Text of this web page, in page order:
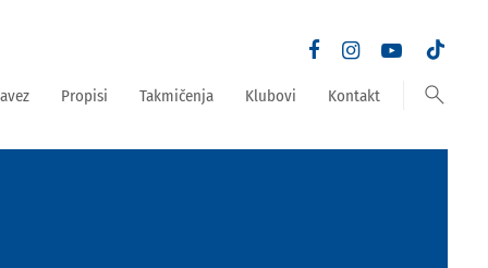
Propisi Takmičenja Klubovi Kontakt search